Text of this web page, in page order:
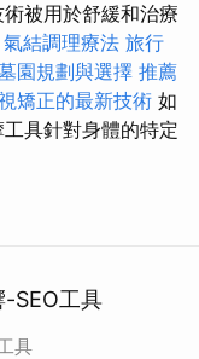
被用於舒緩和治療
氣結調理療法 旅行
園規劃與選擇 推薦
矯正的最新技術 如
具針對身體的特定
-SEO工具
具